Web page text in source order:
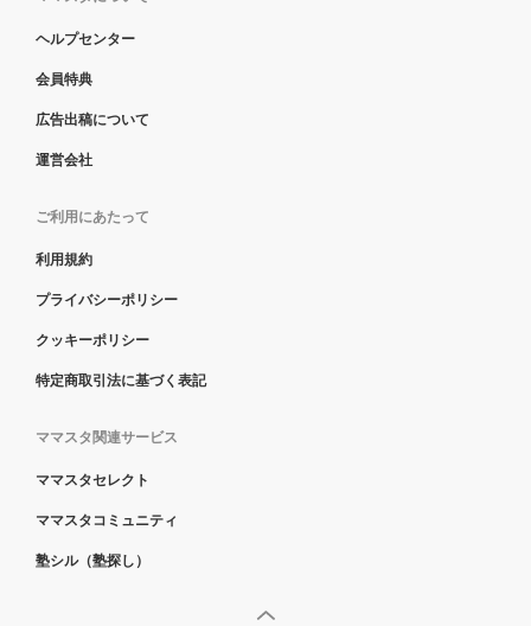
ヘルプセンター
会員特典
広告出稿について
運営会社
ご利用にあたって
利用規約
プライバシーポリシー
クッキーポリシー
特定商取引法に基づく表記
ママスタ関連サービス
ママスタセレクト
ママスタコミュニティ
塾シル（塾探し）